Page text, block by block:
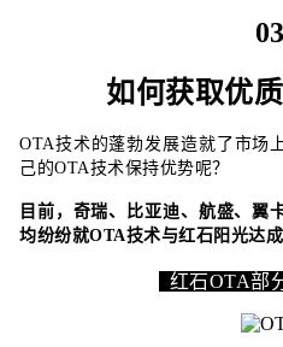
03
如何获取优
OTA技术的蓬勃发展造就了市场
己的OTA技术保持优势呢？
目前，奇瑞、比亚迪、航盛、翼
均纷纷就OTA技术与红石阳光达成
红石OTA部